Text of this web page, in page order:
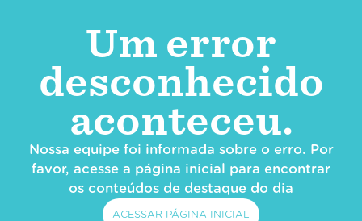
Um error
desconhecido
aconteceu.
Nossa equipe foi informada sobre o erro. Por
favor, acesse a página inicial para encontrar
os conteúdos de destaque do dia
ACESSAR PÁGINA INICIAL